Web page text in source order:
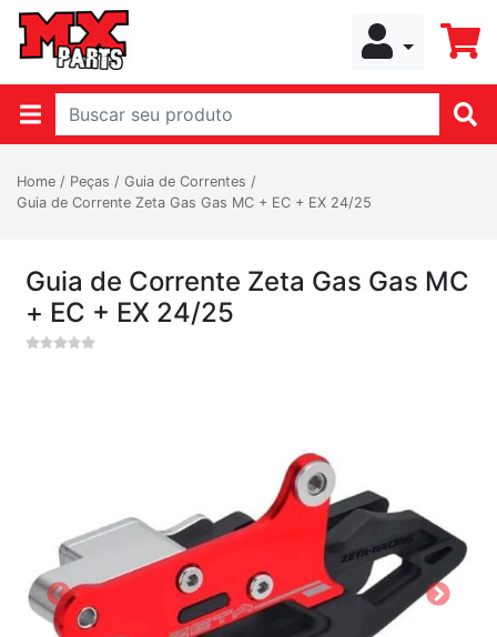
Home / Peças / Guia de Correntes /
Guia de Corrente Zeta Gas Gas MC + EC + EX 24/25
Guia de Corrente Zeta Gas Gas MC
+ EC + EX 24/25